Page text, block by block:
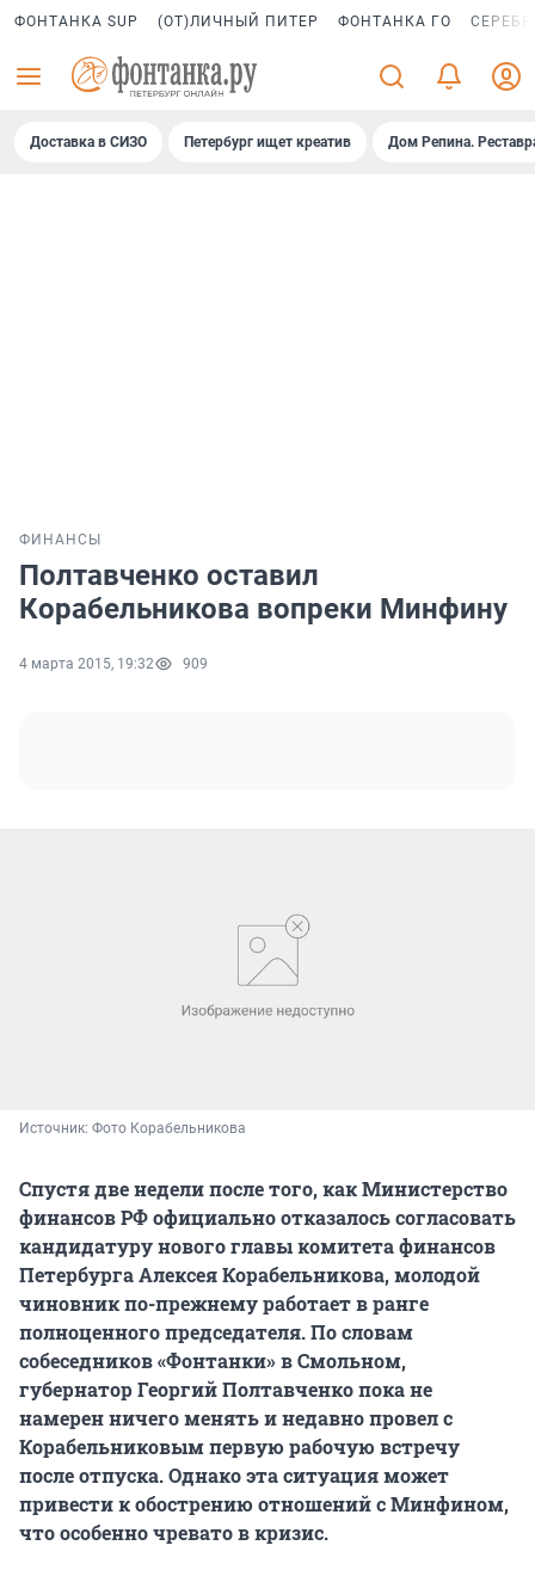
ФОНТАНКА SUP (ОТ)ЛИЧНЫЙ ПИТЕР ФОНТАНКА ГО
Доставка в СИЗО Петербург ищет креатив Дом Репина.
ФИНАНСЫ
Полтавченко оставил
Корабельникова вопреки Минфину
4 марта 2015, 19:32 909
Источник: Фото Корабельникова
Спустя две недели после того, как Министерство
финансов РФ официально отказалось согласовать
кандидатуру нового главы комитета финансов
Петербурга Алексея Корабельникова, молодой
чиновник по-прежнему работает в ранге
полноценного председателя. По словам
собеседников «Фонтанки» в Смольном,
губернатор Георгий Полтавченко пока не
намерен ничего менять и недавно провел с
Корабельниковым первую рабочую встречу
после отпуска. Однако эта ситуация может
привести к обострению отношений с Минфином,
что особенно чревато в кризис.